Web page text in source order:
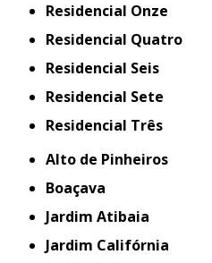
Residencial Onze
Residencial Quatro
Residencial Seis
Residencial Sete
Residencial Três
Alto de Pinheiros
Boaçava
Jardim Atibaia
Jardim Califórnia